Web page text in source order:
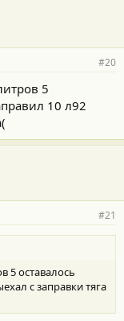
#20
5
10 л92
#21
5 оставалось
с заправки тяга